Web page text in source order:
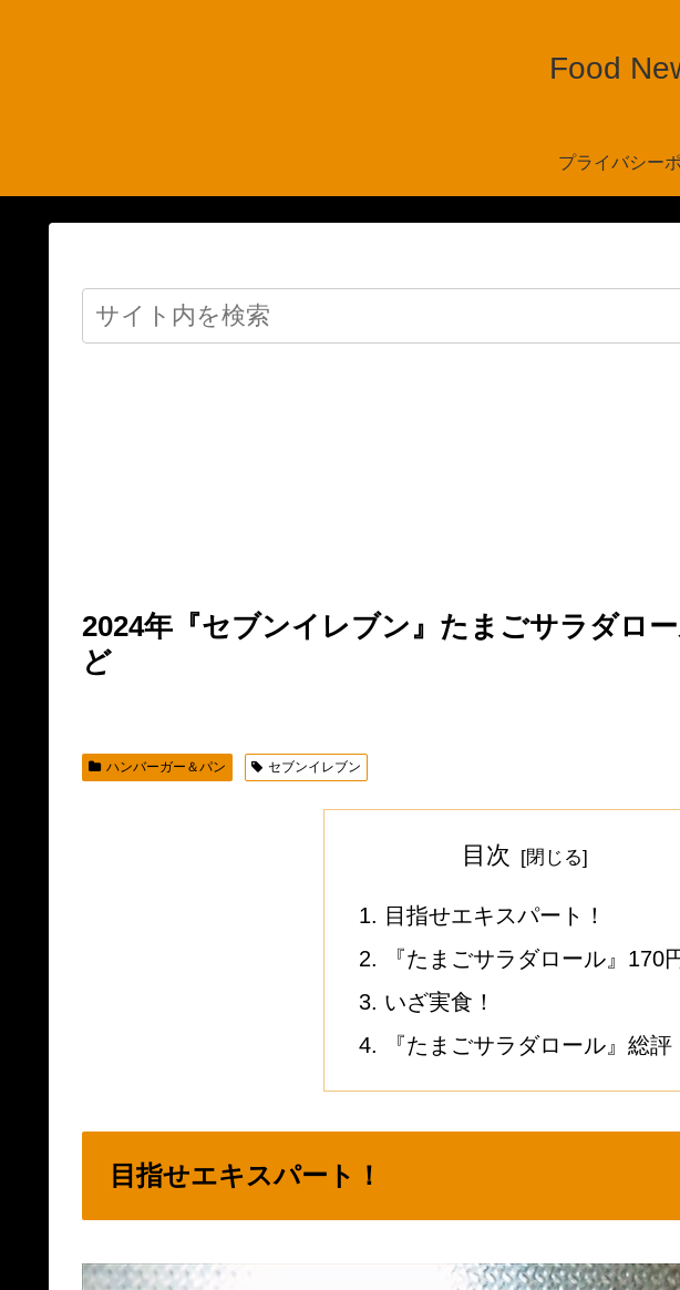
Food
プライバシー
2024年『セブンイレブン』たまごサラダロ
ど
ハンバーガー＆パン セブンイレブン
目次
目指せエキスパート！
『たまごサラダロール』170
いざ実食！
『たまごサラダロール』総評
目指せエキスパート！